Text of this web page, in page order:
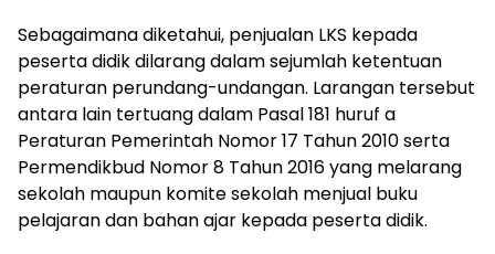
Sebagaimana diketahui, penjualan LKS kepada
peserta didik dilarang dalam sejumlah ketentuan
peraturan perundang-undangan. Larangan tersebut
antara lain tertuang dalam Pasal 181 huruf a
Peraturan Pemerintah Nomor 17 Tahun 2010 serta
Permendikbud Nomor 8 Tahun 2016 yang melarang
sekolah maupun komite sekolah menjual buku
pelajaran dan bahan ajar kepada peserta didik.